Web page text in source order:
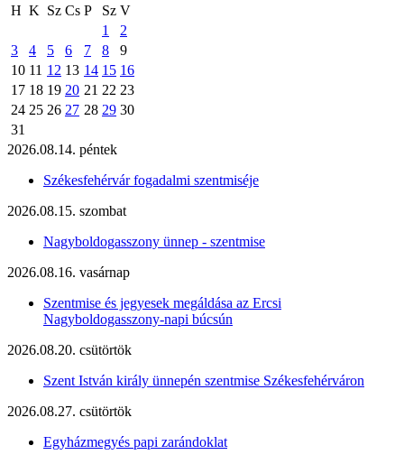
H K Sz Cs P Sz V
1
2
3
4 5 6 7 8
9
10 11 12 13 14 15 16
17 18 19 20 21 22 23
24 25 26 27 28 29 30
31
2026.08.14. péntek
Székesfehérvár fogadalmi szentmiséje
2026.08.15. szombat
Nagyboldogasszony ünnep - szentmise
2026.08.16. vasárnap
Szentmise és jegyesek megáldása az Ercsi
Nagyboldogasszony-napi búcsún
2026.08.20. csütörtök
Szent István király ünnepén szentmise Székesfehérváron
2026.08.27. csütörtök
Egyházmegyés papi zarándoklat